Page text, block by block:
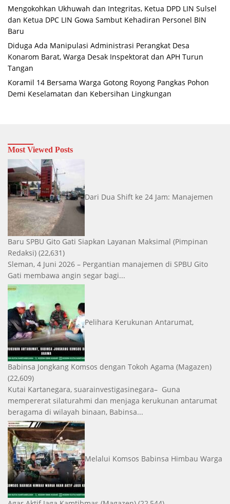
Mengokohkan Ukhuwah dan Integritas, Ketua DPD LIN Sulsel
dan Ketua DPC LIN Gowa Sambut Kehadiran Personel BIN
Baru
Diduga Ada Manipulasi Administrasi Perangkat Desa
Konarom Barat, Warga Desak Inspektorat dan APH Turun
Tangan
Koramil 14 Bersama Warga Gotong Royong Pangkas Pohon
Demi Keselamatan dan Kebersihan Lingkungan
Most Viewed Posts
Dari Dua Shift ke 24 Jam: Manajemen
Baru SPBU Gito Gati Siapkan Layanan Maksimal (Pimpinan
Redaksi) (22,631)
Sleman, 4 Juni 2026 – Pergantian manajemen di SPBU Gito
Gati membawa angin segar bagi...
Pelihara Kerukunan Antarumat,
Babinsa Jongkang Komsos dengan Tokoh Agama (Magazen)
(22,609)
Kutai Kartanegara, suarainvestigasinegara– Guna
mempererat silaturahmi dan menjaga kerukunan antarumat
beragama di wilayah binaan, Babinsa...
Melalui Komsos Babinsa Himbau Warga